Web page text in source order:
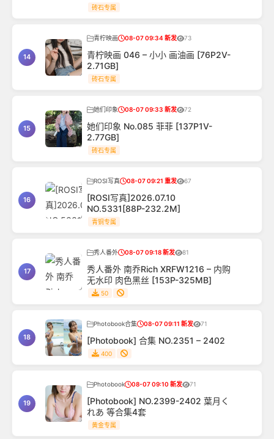
砖石专属
14
青柠映画 08-07 09:34 新发 73
青柠映画 046 – 小小 画油画 [76P2V-
2.71GB]
砖石专属
15
她们印象 08-07 09:33 新发 72
她们印象 No.085 菲菲 [137P1V-
2.77GB]
砖石专属
16
ROSI写真 08-07 09:21 重发 67
[ROSI写真]2026.07.10
NO.5331[88P-232.2M]
青铜专属
17
秀人番外 08-07 09:18 新发 81
秀人番外 南乔Rich XRFW1216 – 内购
无水印 肉色黑丝 [153P-325MB]
50
18
Photobook合集 08-07 09:11 新发 71
[Photobook] 合集 NO.2351 – 2402
400
19
Photobook 08-07 09:10 新发 71
[Photobook] NO.2399-2402 葉月く
れあ 等合集4套
黄金专属